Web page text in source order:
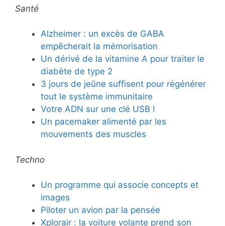
Santé
Alzheimer : un excès de GABA
empêcherait la mémorisation
Un dérivé de la vitamine A pour traiter le
diabète de type 2
3 jours de jeûne suffisent pour régénérer
tout le système immunitaire
Votre ADN sur une clé USB !
Un pacemaker alimenté par les
mouvements des muscles
Techno
Un programme qui associe concepts et
images
Piloter un avion par la pensée
Xplorair : la voiture volante prend son